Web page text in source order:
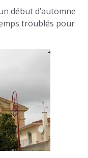
début d’automne
troublés pour